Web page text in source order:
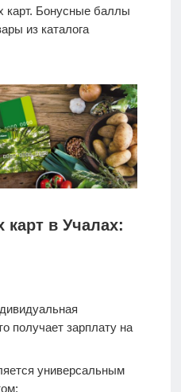
карт. Бонусные баллы
из каталога
в Учалах:
получает зарплату на
универсальным